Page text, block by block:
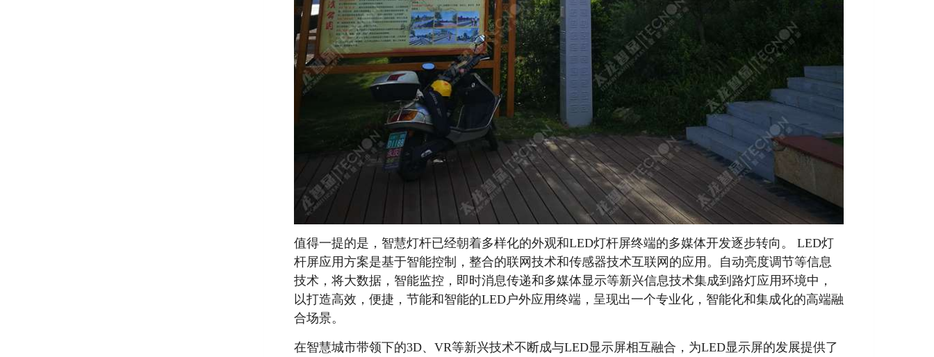
值得一提的是，智慧灯杆已经朝着多样化的外观和LED灯杆屏终端的多媒体开发逐步转向。 LED灯
杆屏应用方案是基于智能控制，整合的联网技术和传感器技术互联网的应用。自动亮度调节等信息
技术，将大数据，智能监控，即时消息传递和多媒体显示等新兴信息技术集成到路灯应用环境中，
以打造高效，便捷，节能和智能的LED户外应用终端，呈现出一个专业化，智能化和集成化的高端融
合场景。
在智慧城市带领下的3D、VR等新兴技术不断成与LED显示屏相互融合，为LED显示屏的发展提供了